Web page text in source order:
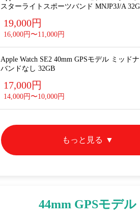
スターライトスポーツバンド MNJP3J/A
19,000円
16,000円〜11,000円
Apple Watch SE2 40mm GPSモデル ミッド
バンドなし 32GB
17,000円
14,000円〜10,000円
もっと見る
44mm GPSモデル